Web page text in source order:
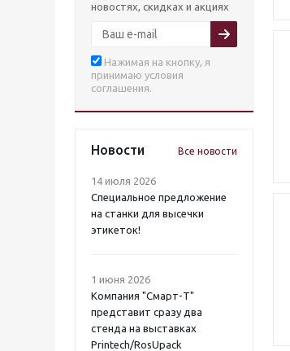
новостях, скидках и акциях
Нажимая на кнопку, я
принимаю условия
соглашения.
Новости Все новости
14 июля 2026
Специальное предложение
на станки для высечки
этикеток!
1 июня 2026
Компания "Смарт-Т"
представит сразу два
стенда на выставках
Printech/RosUpack